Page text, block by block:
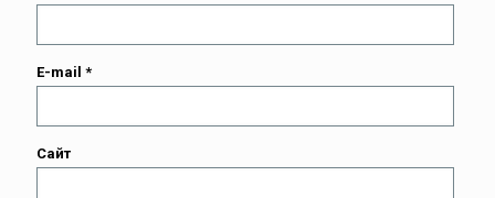
E-mail *
Сайт